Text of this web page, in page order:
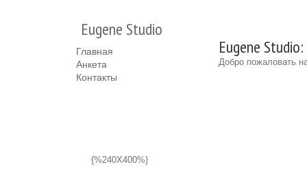
Eugene Studio
Главная
Анкета
Контакты
{%240X400%}
Eugene
Добро пожаловать